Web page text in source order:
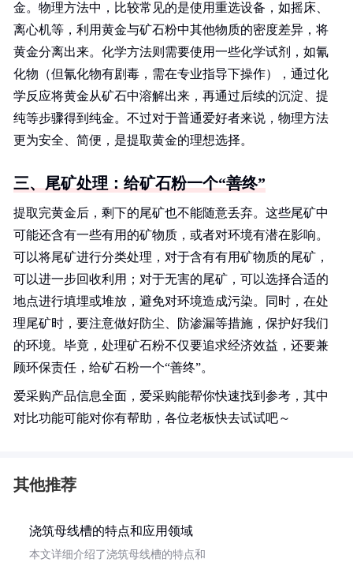
金。物理方法中，比较常见的是使用重选设备，如摇床、
离心机等，利用黄金与矿石粉中其他物质的密度差异，将
黄金分离出来。化学方法则需要使用一些化学试剂，如氰
化物（但氰化物有剧毒，需在专业指导下操作），通过化
学反应将黄金从矿石中溶解出来，再通过后续的沉淀、提
纯等步骤得到纯金。不过对于普通爱好者来说，物理方法
更为安全、简便，是提取黄金的理想选择。
三、尾矿处理：给矿石粉一个“善终”
提取完黄金后，剩下的尾矿也不能随意丢弃。这些尾矿中
可能还含有一些有用的矿物质，或者对环境有潜在影响。
可以将尾矿进行分类处理，对于含有有用矿物质的尾矿，
可以进一步回收利用；对于无害的尾矿，可以选择合适的
地点进行填埋或堆放，避免对环境造成污染。同时，在处
理尾矿时，要注意做好防尘、防渗漏等措施，保护好我们
的环境。毕竟，处理矿石粉不仅要追求经济效益，还要兼
顾环保责任，给矿石粉一个“善终”。
爱采购产品信息全面，爱采购能帮你快速找到参考，其中
对比功能可能对你有帮助，各位老板快去试试吧～
其他推荐
浇筑母线槽的特点和应用领域
本文详细介绍了浇筑母线槽的特点和